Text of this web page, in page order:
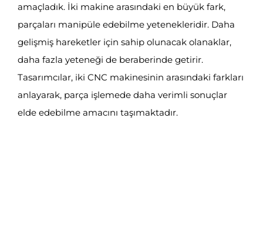
amaçladık. İki makine arasındaki en büyük fark,
parçaları manipüle edebilme yetenekleridir. Daha
gelişmiş hareketler için sahip olunacak olanaklar,
daha fazla yeteneği de beraberinde getirir.
Tasarımcılar, iki CNC makinesinin arasındaki farkları
anlayarak, parça işlemede daha verimli sonuçlar
elde edebilme amacını taşımaktadır.